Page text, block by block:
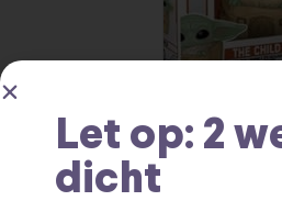
The
giftset incl.
shirt maat L,
Let op: 2
dicht